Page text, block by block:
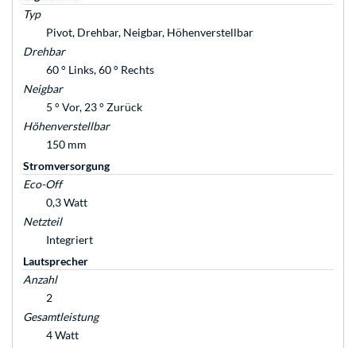
Typ
Pivot, Drehbar, Neigbar, Höhenverstellbar
Drehbar
60 ° Links, 60 ° Rechts
Neigbar
5 ° Vor, 23 ° Zurück
Höhenverstellbar
150 mm
Stromversorgung
Eco-Off
0,3 Watt
Netzteil
Integriert
Lautsprecher
Anzahl
2
Gesamtleistung
4 Watt